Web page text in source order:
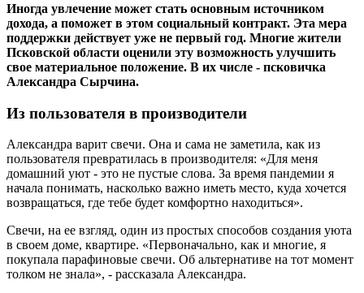
Иногда увлечение может стать основным источником
дохода, а поможет в этом социальный контракт. Эта мера
поддержки действует уже не первый год. Многие жители
Псковской области оценили эту возможность улучшить
свое материальное положение. В их числе - псковичка
Александра Сырчина.
Из пользователя в производители
Александра варит свечи. Она и сама не заметила, как из
пользователя превратилась в производителя: «Для меня
домашний уют - это не пустые слова. За время пандемии я
начала понимать, насколько важно иметь место, куда хочется
возвращаться, где тебе будет комфортно находиться».
Свечи, на ее взгляд, один из простых способов создания уюта
в своем доме, квартире. «Первоначально, как и многие, я
покупала парафиновые свечи. Об альтернативе на тот момент
толком не знала», - рассказала Александра.